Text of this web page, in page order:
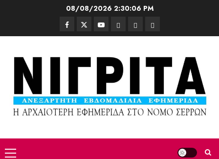
08/08/2026 2:30:09 PM